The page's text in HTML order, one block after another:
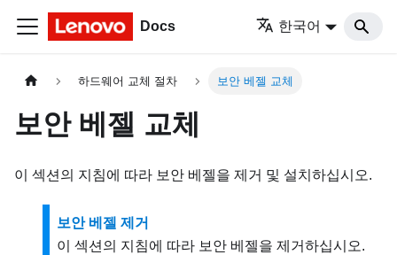
Docs 한국어
하드웨어 교체 절차 보안 베젤 교체
보안 베젤 교체
이 섹션의 지침에 따라 보안 베젤을 제거 및 설치하십시오.
보안 베젤 제거
이 섹션의 지침에 따라 보안 베젤을 제거하십시오.